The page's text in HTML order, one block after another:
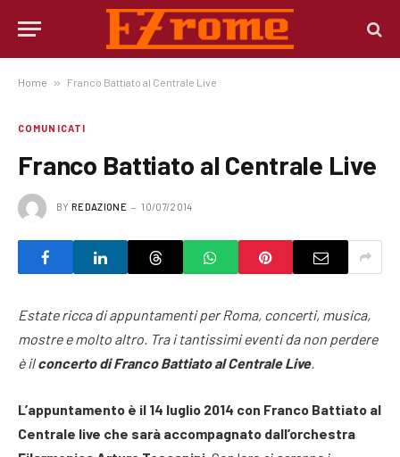
Home » Franco Battiato al Centrale Live
COMUNICATI
Franco Battiato al Centrale Live
BY REDAZIONE 10/07/2014
Estate ricca di appuntamenti per Roma, concerti, musica,
mostre e molto altro. Tra i tantissimi eventi da non perdere
è ilconcerto di Franco Battiato al Centrale Live.
L’appuntamento è il 14 luglio 2014 con Franco Battiato al
Centrale live che sarà accompagnato dall’orchestra